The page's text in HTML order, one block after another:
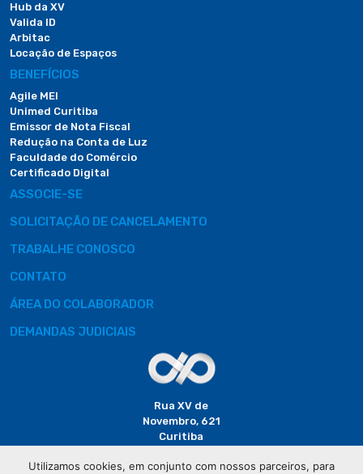
Hub da XV
Valida ID
Arbitac
Locação de Espaços
BENEFÍCIOS
Agile MEI
Unimed Curitiba
Emissor de Nota Fiscal
Redução na Conta de Luz
Faculdade do Comércio
Certificado Digital
ASSOCIE-SE
SOLICITAÇÃO DE CANCELAMENTO
TRABALHE CONOSCO
CONTATO
ÁREA DO COLABORADOR
DEMANDAS JUDICIAIS
Rua XV de
Novembro, 621
Curitiba
Utilizamos cookies, em conjunto com nossos parceiros, para